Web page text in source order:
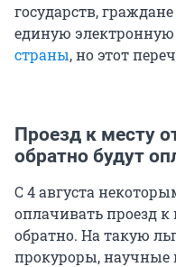
государств,
единую электронную
страны, но этот
Проезд к месту
обратно будут
С 4 августа
оплачивать проезд к
обратно. На такую
прокуроры, научные